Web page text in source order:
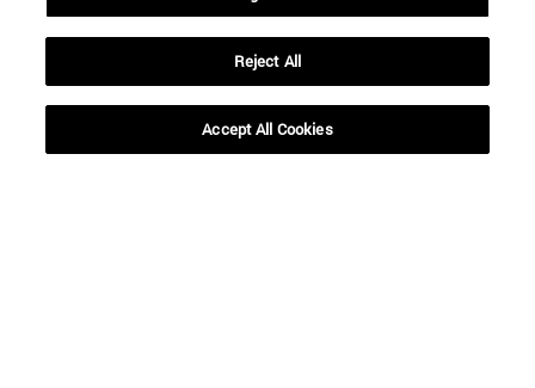
Accesos directos
(abre en nueva ventana)
Mi correo(abre en nueva ventana)
Reject All
Accept All Cookies